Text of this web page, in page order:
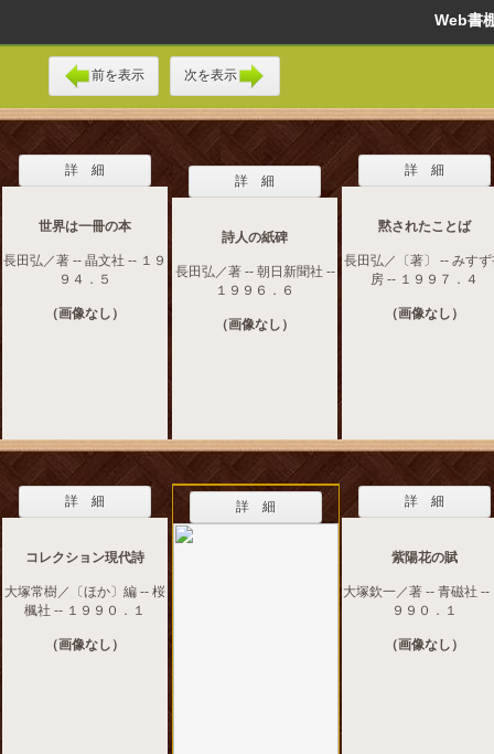
Web
前を表示 次を表示
詳 細
世界は一冊の本
長田弘／著 -- 晶文社 -- １９
９４．５
（画像なし）
詳 細
詩人の紙碑
長田弘／著 -- 朝日新聞社 --
１９９６．６
（画像なし）
詳 細
黙されたことば
長田弘／〔著〕 -- みす
房 -- １９９７．４
（画像なし）
詳 細
コレクション現代詩
大塚常樹／〔ほか〕編 -- 桜
楓社 -- １９９０．１
（画像なし）
詳 細 詳 細
紫陽花の賦
大塚欽一／著 -- 青磁社 --
９９０．１
（画像なし）